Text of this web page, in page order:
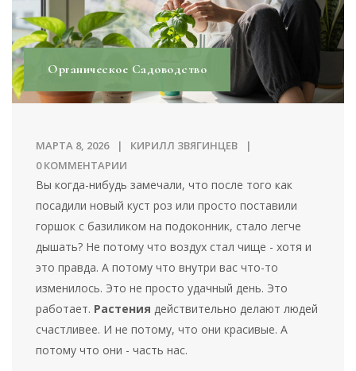
Органическое Садоводство
МАРТА 8, 2026
КИРИЛЛ ЗВЯГИНЦЕВ
0 КОММЕНТАРИИ
Вы когда-нибудь замечали, что после того как
посадили новый куст роз или просто поставили
горшок с базиликом на подоконник, стало легче
дышать? Не потому что воздух стал чище - хотя и
это правда. А потому что внутри вас что-то
изменилось. Это не просто удачный день. Это
работает. Растения действительно делают людей
счастливее. И не потому, что они красивые. А
потому что они - часть нас.